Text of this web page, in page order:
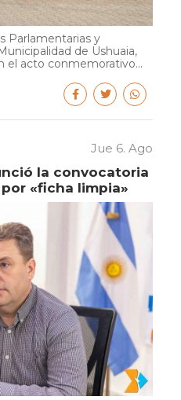
Parlamentarias y
de Ushuaia,
el acto conmemorativo...
Jue 6. Ago
la convocatoria
«ficha limpia»